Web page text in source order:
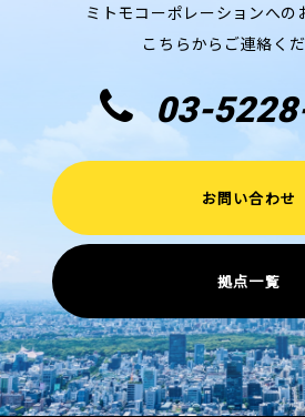
ミトモコーポレーションへの
こちらからご連絡くだ
03-
お問い合わせ
拠点一覧